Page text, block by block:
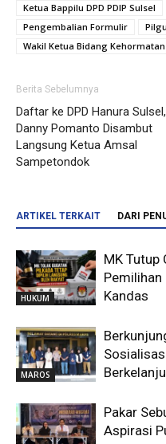
Ketua Bappilu DPD PDIP Sulsel
Pengembalian Formulir
Wakil Ketua Bidang Kehormatan
Berita Sebelumnya
Daftar ke DPD Hanura Sulsel,
Danny Pomanto Disambut
Langsung Ketua Amsal
Sampetondok
ARTIKEL TERKAIT DARI
HUKUM
MK Tutup
Pemilihan
Kandas
MAROS
Pakar
Aspirasi